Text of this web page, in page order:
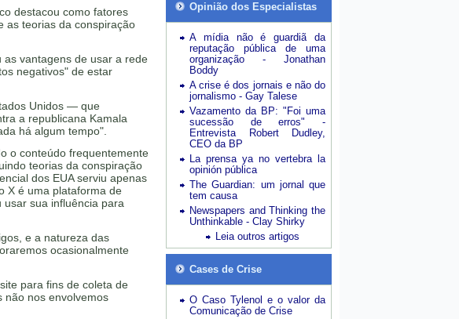
destacou como fatores
as teorias da conspiração
as vantagens de usar a rede
negativos" de estar
Unidos — que
a republicana Kamala
há algum tempo".
o conteúdo frequentemente
teorias da conspiração
dos EUA serviu apenas
X é uma plataforma de
sua influência para
e a natureza das
ocasionalmente
para fins de coleta de
não nos envolvemos
Opinião dos Especialistas
A mídia não é guardiã da
reputação pública de uma
organização - Jonathan
Boddy
A crise é dos jornais e não do
jornalismo - Gay Talese
Vazamento da BP: "Foi uma
sucessão de erros" -
Entrevista Robert Dudley,
CEO da BP
La prensa ya no vertebra la
opinión pública
The Guardian: um jornal que
tem causa
Newspapers and Thinking the
Unthinkable - Clay Shirky
Leia outros artigos
Cases de Crise
O Caso Tylenol e o valor da
Comunicação de Crise